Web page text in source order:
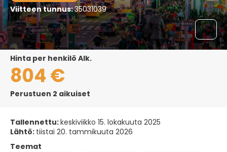
Viitteen tunnus:35031039
hinta per henkilö Alk.
804 €
Perustuen 2 aikuiset
Tallennettu:keskiviikko 15. lokakuuta 2025
Lähtö: tiistai 20. tammikuuta 2026
Teemat